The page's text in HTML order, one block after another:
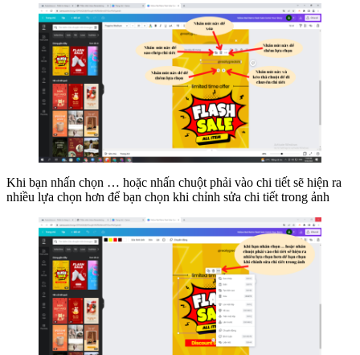
Khi bạn nhấn chọn … hoặc nhấn chuột phải vào chi tiết sẽ hiện ra
nhiều lựa chọn hơn để bạn chọn khi chỉnh sửa chi tiết trong ảnh